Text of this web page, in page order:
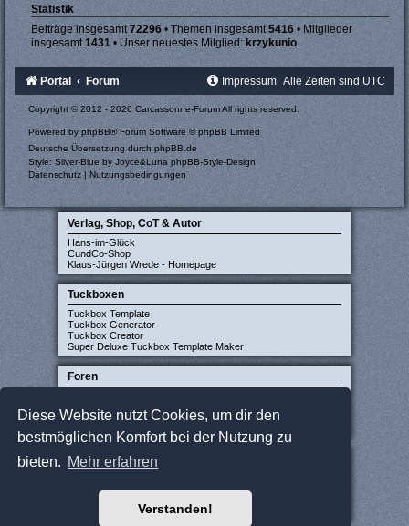
Diese Website nutzt Cookies, um dir den
bestmöglichen Komfort bei der Nutzung zu
bieten. Mehr erfahren
Verstanden!
Statistik
Beiträge insgesamt72296• Themen insgesamt5416 • Mitglieder
insgesamt1431 • Unser neuestes Mitglied: krzykunio
Portal Forum Alle Zeiten sind UTC
Impressum
Copyright © 2012 - 2026 Carcassonne-Forum All rights reserved.
Powered by phpBB® Forum Software © phpBB Limited
Deutsche Übersetzung durch phpBB.de
Style: Silver-Blue by Joyce&Luna phpBB-Style-Design
Datenschutz | Nutzungsbedingungen
Verlag, Shop, CoT & Autor
Hans-im-Glück
CundCo-Shop
Klaus-Jürgen Wrede - Homepage
Tuckboxen
Tuckbox Template
Tuckbox Generator
Tuckbox Creator
Super Deluxe Tuckbox Template Maker
Foren
CarcassonneCentral (englisch)
Carcassonne Latvija (lettisch)
Carcassonne CZ (tschechisch)
Sonstige Seiten
Gesellschaftsspieler gesucht
BoardGameGeek